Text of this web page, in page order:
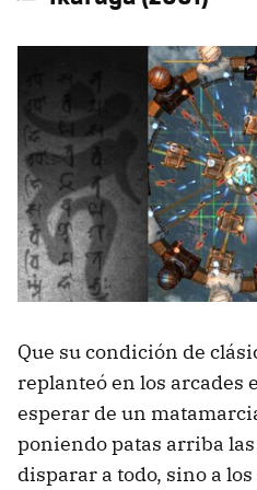
Que su condición de
replanteó en los arcades
esperar de un
poniendo patas arriba
disparar a todo, sino a